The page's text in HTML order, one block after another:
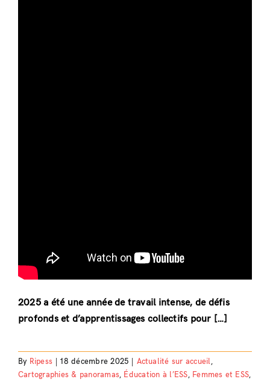
2025 a été une année de travail intense, de défis
profonds et d’apprentissages collectifs pour […]
By Ripess 18 décembre 2025 Actualité sur accueil,
Cartographies & panoramas, Éducation à l’ESS, Femmes et ESS,